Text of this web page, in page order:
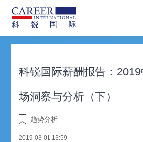
科锐国际薪酬报告：
场洞察与分析（下）
趋势分析
2019-03-01 13:59